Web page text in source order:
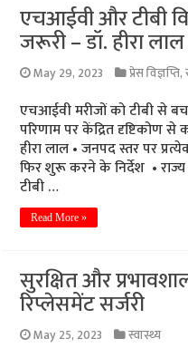
एचआईवी और टीबी
जरूरी – डॉ. हीरा लाल
May 29, 2023 प्रेस विज्ञप्ति,
एचआईवी मरीजों को टीबी से
परिणाम पर केंद्रित दृष्टिकोण
हीरा लाल • जनपद स्तर पर
फिर शुरू करने के निर्देश •
टीबी …
Read More »
सुरक्षित और
रिप्लेसमेंट सर्जरी
May 25, 2023 स्वास्थ्य